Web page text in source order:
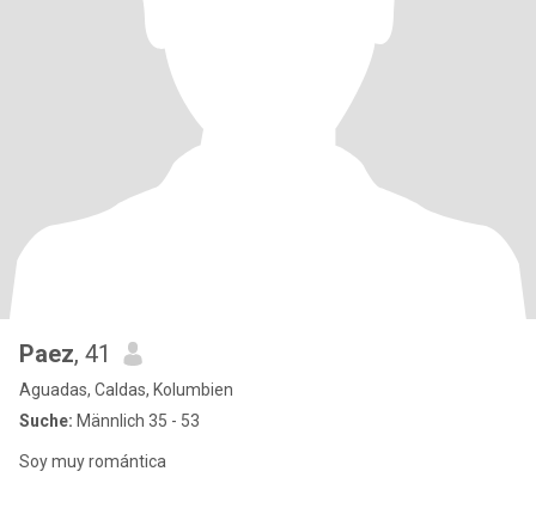
Paez, 41
Aguadas, Caldas, Kolumbien
Suche: Männlich 35 - 53
Soy muy romántica